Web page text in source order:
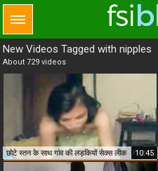
New Videos Tagged with nipples
About 729 videos
छोटे स्तन के साथ गांव की लड़कियों सेक्स लीक 10:45